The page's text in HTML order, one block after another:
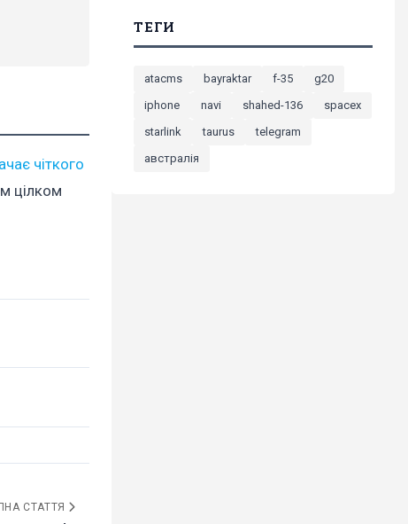
чіткого
цілком
СТАТТЯ
ТЕГИ
atacms bayraktar f-35
g20
iphone
navi shahed-136
spacex
starlink
taurus
telegram
австралія